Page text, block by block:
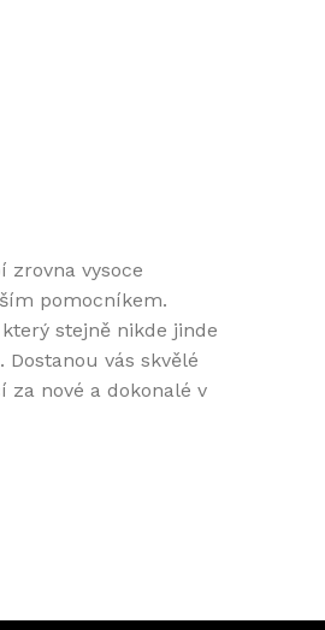
zrovna vysoce
pomocníkem.
stejně nikde jinde
vás skvělé
za nové a dokonalé v